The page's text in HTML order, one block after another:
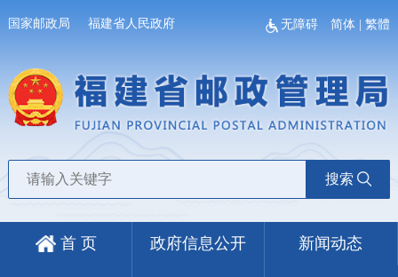
国家邮政局 福建省人民政府 无障碍 简体 |繁體
搜索
首 页 政府信息公开 新闻动态